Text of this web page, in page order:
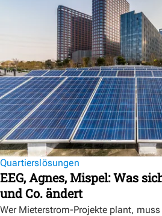
Quartierslösungen
EEG, Agnes, Mispel: Was
und Co. ändert
Wer Mieterstrom-Projekte plant,